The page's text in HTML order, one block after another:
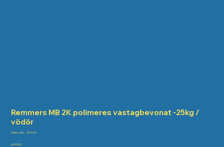
Remmers MB 2K polimeres vastagbevonat -25kg /
vödör
Cikkszám: Cikkszám:
301425
Ár
69 990 Ft